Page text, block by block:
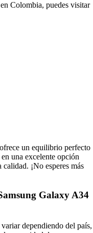
Colombia, puedes visitar
un equilibrio perfecto
una excelente opción
¡No esperes más
Galaxy A34
dependiendo del país,